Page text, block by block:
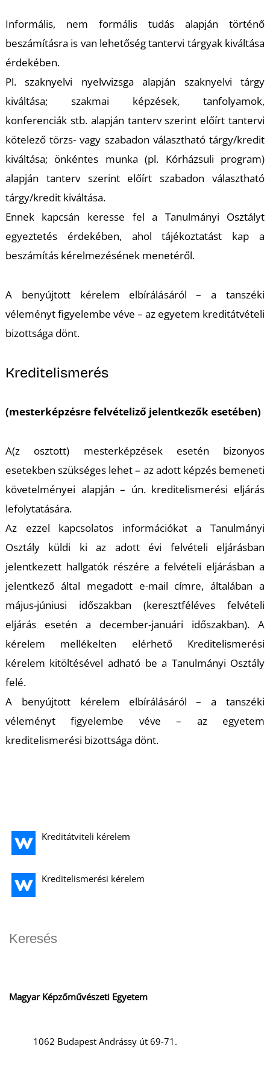
Kreditátviteli kérelem
Kreditelismerési kérelem
Informális, nem formális tudás alapján történő
beszámításra is van lehetőség tantervi tárgyak kiváltása
érdekében.
Pl. szaknyelvi nyelvvizsga alapján szaknyelvi tárgy
kiváltása; szakmai képzések, tanfolyamok,
konferenciák stb. alapján tanterv szerint előírt tantervi
kötelező törzs- vagy szabadon választható tárgy/kredit
kiváltása; önkéntes munka (pl. Kórházsuli program)
alapján tanterv szerint előírt szabadon választható
tárgy/kredit kiváltása.
Ennek kapcsán keresse fel a Tanulmányi Osztályt
egyeztetés érdekében, ahol tájékoztatást kap a
beszámítás kérelmezésének menetéről.
A benyújtott kérelem elbírálásáról – a tanszéki
véleményt figyelembe véve – az egyetem kreditátvételi
bizottsága dönt.
Kreditelismerés
(mesterképzésre felvételiző jelentkezők esetében)
A(z osztott) mesterképzések esetén bizonyos
esetekben szükséges lehet – az adott képzés bemeneti
követelményei alapján – ún. kreditelismerési eljárás
lefolytatására.
Az ezzel kapcsolatos információkat a Tanulmányi
Osztály küldi ki az adott évi felvételi eljárásban
jelentkezett hallgatók részére a felvételi eljárásban a
jelentkező által megadott e-mail címre, általában a
május-júniusi időszakban (keresztféléves felvételi
eljárás esetén a december-januári időszakban). A
kérelem mellékelten elérhető Kreditelismerési
kérelem kitöltésével adható be a Tanulmányi Osztály
felé.
A benyújtott kérelem elbírálásáról – a tanszéki
véleményt figyelembe véve – az egyetem
kreditelismerési bizottsága dönt.
Magyar Képzőművészeti Egyetem
1062 Budapest Andrássy út 69-71.